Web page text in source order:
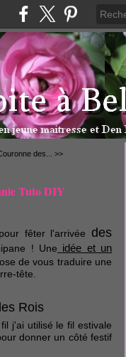
des... >>
Tuto DIY
fêter l'arrivée des
! Une idée et un
de vous traduire une
tête.
Rois
j'ai utilisé le fil estivale
donner un côté festif